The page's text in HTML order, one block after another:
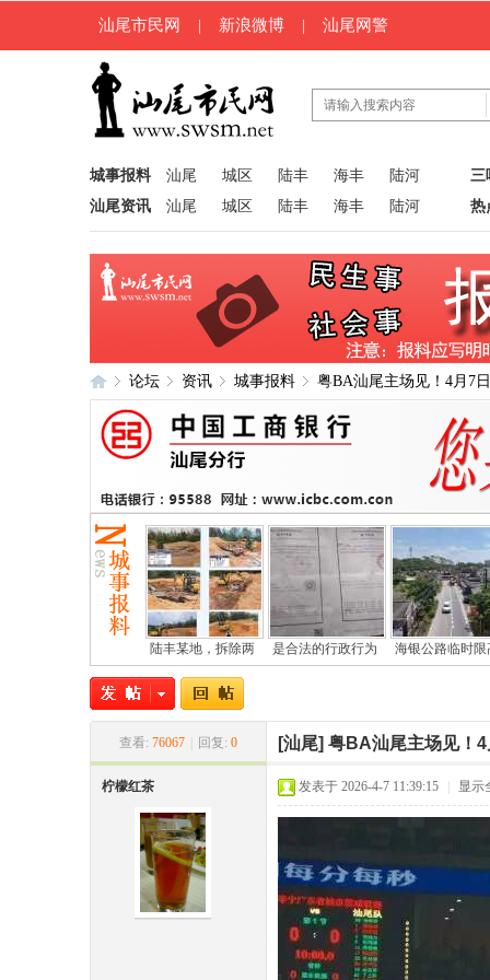
汕尾市民网 | 新浪微博 | 汕尾网警
城事报料 汕尾 城区 陆丰 海丰
陆河
汕尾资讯
汕尾 城区 陆丰 海丰 陆河
三
热
尾
论坛 资讯 城事报料 粤BA汕尾主场见！4月7
陆丰某地，拆除两 是合法的行政行为 海银公路临时限
查看: 76067 回复: 0 [汕尾] 粤BA汕尾主场见！
柠檬红茶 发表于 2026-4-7 11:39:15 显示